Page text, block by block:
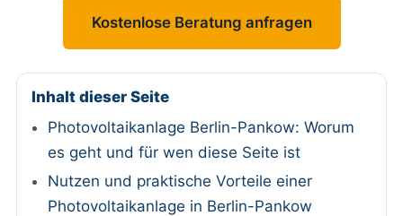
Kostenlose Beratung anfragen
Inhalt dieser Seite
Photovoltaikanlage Berlin-Pankow: Worum
es geht und für wen diese Seite ist
Nutzen und praktische Vorteile einer
Photovoltaikanlage in Berlin-Pankow